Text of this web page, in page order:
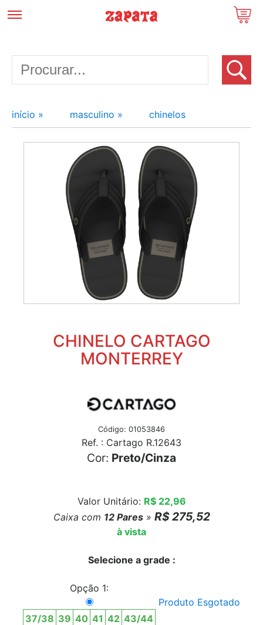
início » masculino » chinelos
CHINELO CARTAGO
MONTERREY
Código: 01053846
Ref. : Cartago R.12643
Cor: Preto/Cinza
Valor Unitário: R$ 22,96
Caixa com 12Pares» R$ 275,52
à vista
Selecione a grade :
Opção 1:
37/38 39 40 41 42 43/44
Produto Esgotado